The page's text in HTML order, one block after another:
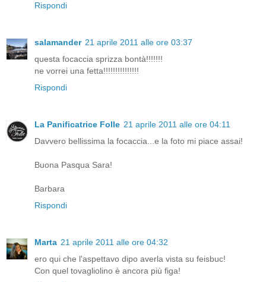
Rispondi
salamander 21 aprile 2011 alle ore 03:37
questa focaccia sprizza bontà!!!!!!!
ne vorrei una fetta!!!!!!!!!!!!!!!
Rispondi
La Panificatrice Folle 21 aprile 2011 alle ore 04:11
Davvero bellissima la focaccia...e la foto mi piace assai!
Buona Pasqua Sara!
Barbara
Rispondi
Marta 21 aprile 2011 alle ore 04:32
ero qui che l'aspettavo dipo averla vista su feisbuc!
Con quel tovagliolino è ancora più figa!